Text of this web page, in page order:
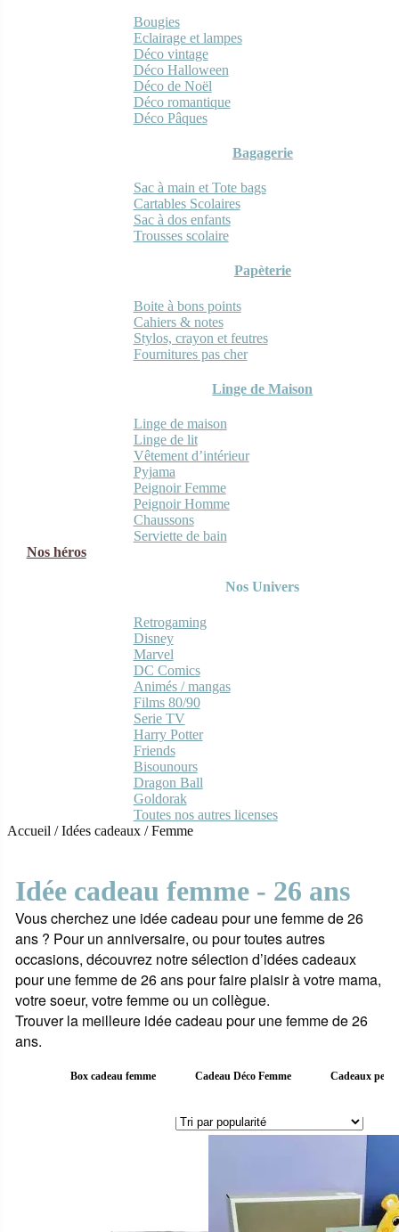
Bougies
Eclairage et lampes
Déco vintage
Déco Halloween
Déco de Noël
Déco romantique
Déco Pâques
Bagagerie
Sac à main et Tote bags
Cartables Scolaires
Sac à dos enfants
Trousses scolaire
Papèterie
Boite à bons points
Cahiers & notes
Stylos, crayon et feutres
Fournitures pas cher
Linge de Maison
Linge de maison
Linge de lit
Vêtement d’intérieur
Pyjama
Peignoir Femme
Peignoir Homme
Chaussons
Serviette de bain
Nos héros
Nos Univers
Retrogaming
Disney
Marvel
DC Comics
Animés / mangas
Films 80/90
Serie TV
Harry Potter
Friends
Bisounours
Dragon Ball
Goldorak
Toutes nos autres licenses
Accueil /Idées cadeaux /Femme
Idée cadeau femme - 26 ans
Vous cherchez une idée cadeau pour une femme de 26
ans ? Pour un anniversaire, ou pour toutes autres
occasions, découvrez notre sélection d’idées cadeaux
pour une femme de 26 ans pour faire plaisir à votre mama,
votre soeur, votre femme ou un collègue.
Trouver la meilleure idée cadeau pour une femme de 26
ans.
Box cadeau femme Cadeau Déco Femme Cadeaux